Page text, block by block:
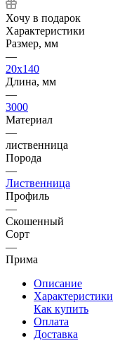
Хочу в подарок
Характеристики
Размер, мм
—
20x140
Длина, мм
—
3000
Материал
—
лиственница
Порода
—
Лиственница
Профиль
—
Скошенный
Сорт
—
Прима
Описание
Характеристики
Как купить
Оплата
Доставка